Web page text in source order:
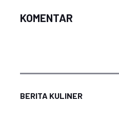
KOMENTAR
BERITA KULINER